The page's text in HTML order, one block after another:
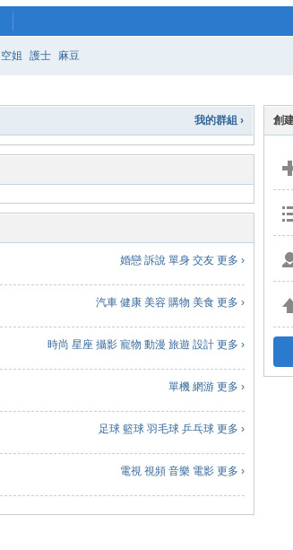
空姐 護士 麻豆
我的群組 ›
婚戀 訴說 單身 交友 更多 ›
汽車 健康 美容 購物 美食 更多 ›
時尚 星座 攝影 寵物 動漫 旅遊 設計 更多 ›
單機 網游 更多 ›
足球 籃球 羽毛球 乒乓球 更多 ›
電視 視頻 音樂 電影 更多 ›
創